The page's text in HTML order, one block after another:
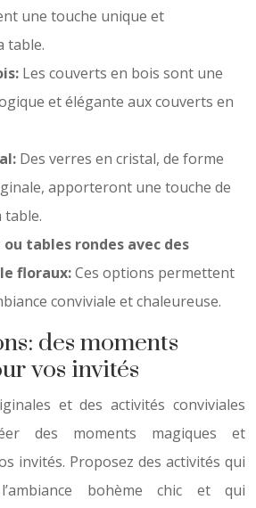
une touche unique et
table.
Les couverts en bois sont une
et élégante aux couverts en
Des verres en cristal, de forme
apporteront une touche de
table.
tables rondes avec des
floraux:Ces options permettent
conviviale et chaleureuse.
des moments
vos invités
et des activités conviviales
des moments magiques et
invités. Proposez des activités qui
l’ambiance bohème chic et qui